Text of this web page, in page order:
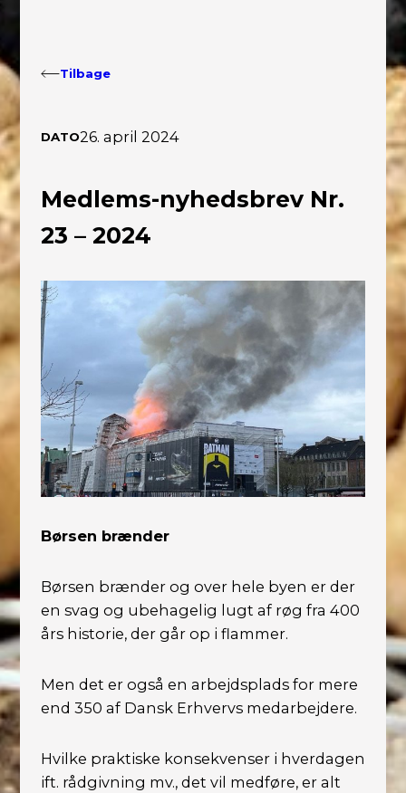
Tilbage
DATO26. april 2024
Medlems-nyhedsbrev Nr.
23 – 2024
Børsen brænder
Børsen brænder og over hele byen er der
en svag og ubehagelig lugt af røg fra 400
års historie, der går op i flammer.
Men det er også en arbejdsplads for mere
end 350 af Dansk Erhvervs medarbejdere.
Hvilke praktiske konsekvenser i hverdagen
ift. rådgivning mv., det vil medføre, er alt